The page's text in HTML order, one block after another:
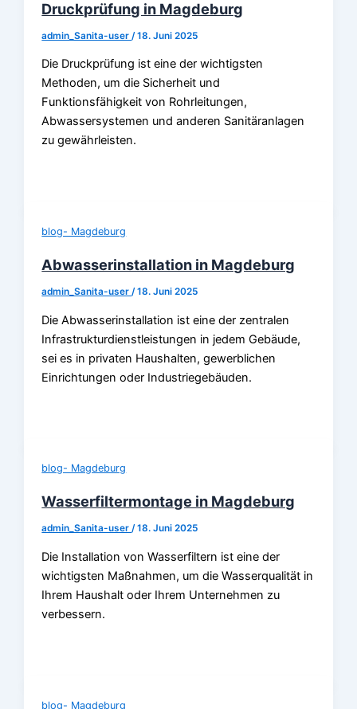
Druckprüfung in Magdeburg
admin_Sanita-user /18. Juni 2025
Die Druckprüfung ist eine der wichtigsten
Methoden, um die Sicherheit und
Funktionsfähigkeit von Rohrleitungen,
Abwassersystemen und anderen Sanitäranlagen
zu gewährleisten.
blog- Magdeburg
Abwasserinstallation in Magdeburg
admin_Sanita-user/18. Juni 2025
Die Abwasserinstallation ist eine der zentralen
Infrastrukturdienstleistungen in jedem Gebäude,
sei es in privaten Haushalten, gewerblichen
Einrichtungen oder Industriegebäuden.
blog- Magdeburg
Wasserfiltermontage in Magdeburg
admin_Sanita-user/18. Juni 2025
Die Installation von Wasserfiltern ist eine der
wichtigsten Maßnahmen, um die Wasserqualität in
Ihrem Haushalt oder Ihrem Unternehmen zu
verbessern.
blog- Magdeburg